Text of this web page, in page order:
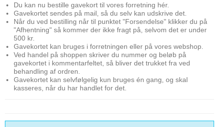
Du kan nu bestille gavekort til vores forretning hér.
Gavekortet sendes på mail, så du selv kan udskrive det.
Når du ved bestilling når til punktet "Forsendelse" klikker du på
"Afhentning" så kommer der ikke fragt på, selvom det er under
500 kr.
Gavekortet kan bruges i forretningen eller på vores webshop.
Ved handel på shoppen skriver du nummer og beløb på
gavekortet i kommentarfeltet, så bliver det trukket fra ved
behandling af ordren.
Gavekortet kan selvfølgelig kun bruges én gang, og skal
kasseres, når du har handlet for det.